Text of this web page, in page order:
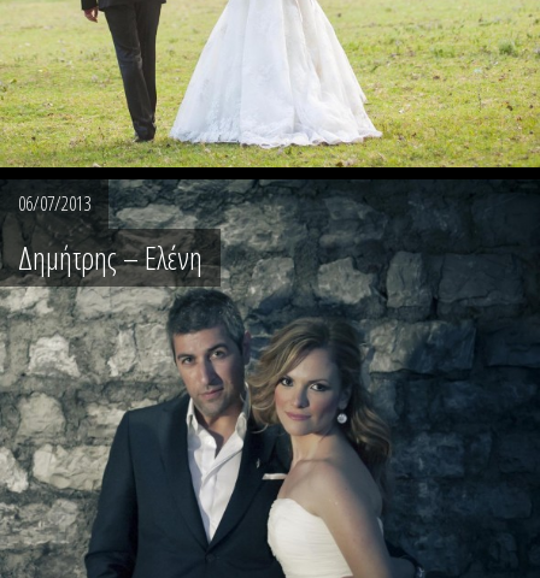
06/07/2013
Δημήτρης – Ελένη